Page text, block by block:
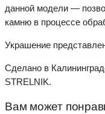
данной модели —
камню в процессе
Украшение
Сделано в
STRELNIK.
Вам может